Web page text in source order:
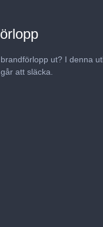
ut? I denna
att släcka.